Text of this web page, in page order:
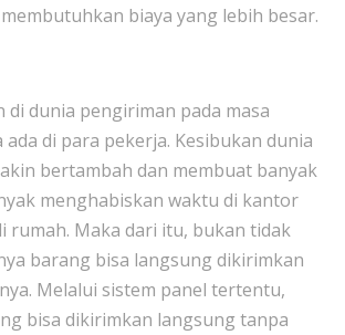
biaya yang lebih besar.
di dunia pengiriman pada masa
di para pekerja. Kesibukan dunia
bertambah dan membuat banyak
menghabiskan waktu di kantor
rumah. Maka dari itu, bukan tidak
barang bisa langsung dikirimkan
Melalui sistem panel tertentu,
bisa dikirimkan langsung tanpa